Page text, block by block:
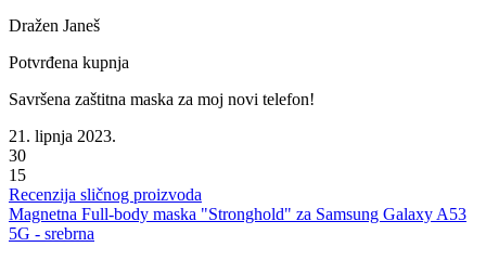
Dražen Janeš
Potvrđena kupnja
Savršena zaštitna maska za moj novi telefon!
21. lipnja 2023.
30
15
Recenzija sličnog proizvoda
Magnetna Full-body maska "Stronghold" za Samsung Galaxy A53
5G - srebrna